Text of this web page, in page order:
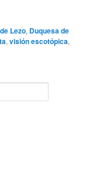
Lezo, Duquesa de
,visión escotópica,